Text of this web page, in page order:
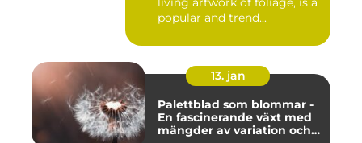
popular and trend...
13. jan
Palettblad som blommar -
En fascinerande växt med
mängder av variation och